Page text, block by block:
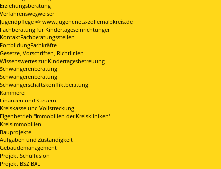
Erziehungsberatung
Verfahrenswegweiser
Jugendpflege => www.jugendnetz-zollernalbkreis.de
Fachberatung für Kindertageseinrichtungen
KontaktFachberatungsstellen
FortbildungFachkräfte
Gesetze, Vorschriften, Richtlinien
Wissenswertes zur Kindertagesbetreuung
Schwangerenberatung
Schwangerenberatung
Schwangerschaftskonfliktberatung
Kämmerei
Finanzen und Steuern
Kreiskasse und Vollstreckung
Eigenbetrieb "Immobilien der Kreiskliniken"
Kreisimmobilien
Bauprojekte
Aufgaben und Zuständigkeit
Gebäudemanagement
Projekt Schulfusion
Projekt BSZ BAL